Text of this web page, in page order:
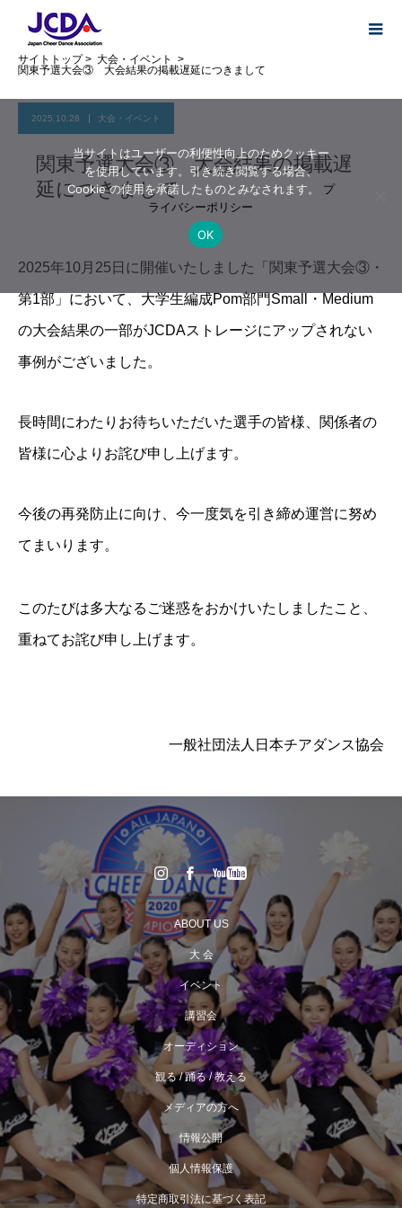
サイトトップ> 大会・イベント
>
関東予選大会③ 大会結果の掲載遅延につきまして
2025.10.28 大会・イベント
関東予選大会③ 大会結果の掲載遅
延につきまして
2025年10月25日に開催いたしました「関東予選大会③・
第1部」において、大学生編成Pom部門Small・Medium
の大会結果の一部がJCDAストレージにアップされない
事例がございました。
長時間にわたりお待ちいただいた選手の皆様、関係者の
皆様に心よりお詫び申し上げます。
今後の再発防止に向け、今一度気を引き締め運営に努め
てまいります。
このたびは多大なるご迷惑をおかけいたしましたこと、
重ねてお詫び申し上げます。
一般社団法人日本チアダンス協会
ABOUT US
大 会
イベント
講習会
オーディション
観る / 踊る / 教える
メディアの方へ
情報公開
個人情報保護
特定商取引法に基づく表記
当サイトはユーザーの利便性向上のためクッキー
を使用しています。引き続き閲覧する場合、
Cookie の使用を承諾したものとみなされます。 プ
ライバシーポリシー
OK